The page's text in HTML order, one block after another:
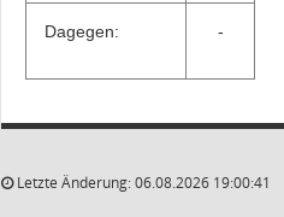
Dagegen: -
Letzte Änderung: 06.08.2026 19:00:41